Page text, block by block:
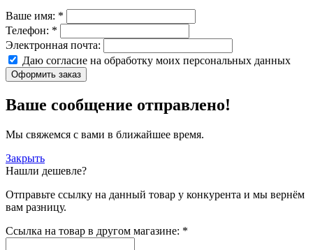
Ваше имя: *
Телефон: *
Электронная почта:
Даю согласие на обработку моих персональных данных
Оформить заказ
Ваше сообщение отправлено!
Мы свяжемся с вами в ближайшее время.
Закрыть
Нашли дешевле?
Отправьте ссылку на данный товар у конкурента и мы вернём
вам разницу.
Ссылка на товар в другом магазине: *